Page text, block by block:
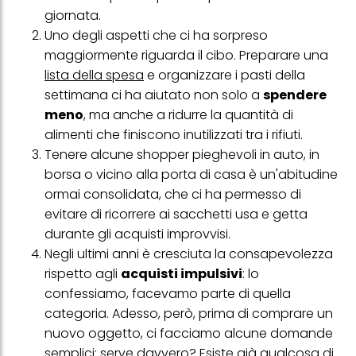
giornata.
Uno degli aspetti che ci ha sorpreso
maggiormente riguarda il cibo. Preparare una
lista della spesa e organizzare i pasti della
settimana ci ha aiutato non solo a spendere
meno, ma anche a ridurre la quantità di
alimenti che finiscono inutilizzati tra i rifiuti.
Tenere alcune shopper pieghevoli in auto, in
borsa o vicino alla porta di casa è un'abitudine
ormai consolidata, che ci ha permesso di
evitare di ricorrere ai sacchetti usa e getta
durante gli acquisti improvvisi.
Negli ultimi anni è cresciuta la consapevolezza
rispetto agli acquisti impulsivi: lo
confessiamo, facevamo parte di quella
categoria. Adesso, però, prima di comprare un
nuovo oggetto, ci facciamo alcune domande
profili per scopi di marketing personalizzato, in particolare per
visualizzare annunci pubblicitari che potrebbero interessarti
(basati, ad esempio, sui tuoi interessi identificati) su questo sito
web e altri media (di terzi) tramite i dispositivi assegnati a te o
alla tua famiglia, nonché per misurare e ottimizzare il successo
delle campagne pubblicitarie.
Puoi trovare maggiori informazioni sul trattamento dei tuoi dati
nella nostra Informativa sulla protezione dei dati collegata nel piè
di pagina (Sezione "Cookie, Pixel, Impronte digitali e tecnologie
simili"). Puoi revocare il tuo consenso in qualsiasi momento con
effetto per il futuro disabilitando i cookie sul nostro sito web nella
sezione "Impostazioni cookie" collegata nel piè di pagina. Per
ulteriori informazioni sui cookie utilizzati su questo sito Web, in
particolare sul loro periodo di conservazione, consultare le
informazioni dettagliate su ciascun cookie disponibili facendo
clic su "modifica" di seguito".
Se fai clic su "Modifica" potrai trovare maggiori informazioni sul
trattamento dei tuoi dati / sull'uso dei cookie e consentirli per uno o
più degli scopi sopra menzionati. Cliccando su "Accetta tutto",
acconsenti all'uso dei cookie e al trattamento dei tuoi dati
personali per tutte le finalità sopra indicate. Se fai clic su "Rifiuta",
verranno utilizzati solo i cookie tecnicamente necessari per fornirti
questo sito web.